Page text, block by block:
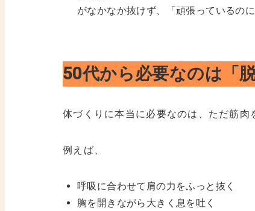
がなかなか抜けず、「頑張っているの
50代から必要なのは「脱
体づくりに本当に必要なのは、ただ筋肉
例えば、
呼吸に合わせて肩の力をふっと抜く
胸を開きながら大きく息を吐く